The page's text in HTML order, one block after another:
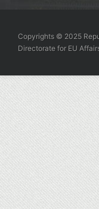
Copyrights © 2025
Directorate for EU